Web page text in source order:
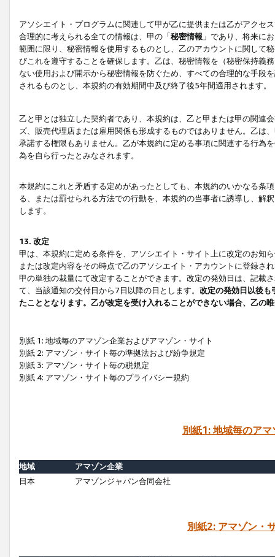
アソシエイト・プログラムに関連して甲が乙に提供または乙がアクセ
合理的に考えられる全ての情報は、甲の「秘密情報 」であり、将来に
範囲に限り、秘密情報を使用するものとし、乙のアカウントに関して
びこれを遵守することを確保します。乙は、秘密情報を（秘密保持義
ない使用および開示から秘密情報を防ぐため、すべての合理的な手段
されるものとし、本規約の有効期間中及び終了後5年間適用されます。
乙と甲とは独立した契約者であり、本規約は、乙と甲または甲の関連
ズ、販売代理店または雇用関係も形成するものではありません。乙は
承諾する権限もありません。乙が本規約に定める事項に関連する行為
為を自ら行ったとみなされます。
本規約にこれと矛盾する定めがあったとしても、本規約のいかなる条
る、または罰せられる方法での行動を、本規約の当事者に誘導し、解
します。
13. 改定
甲は、本規約に定める条件を、アソシエイト・サイト上に改定のお知
または改定内容をその時点で乙のアソシエイト・アカウントに登録さ
甲の単独の裁量にて改定することができます。改定の発効日は、記載
て、当該通知の交付日から7日以降の日とします。 改定の発効日以後も
たこととなります。乙が改定を受け入れることができない場合、乙の
別紙 1: 地域毎のアマゾン企業およびアマゾン・サイト
別紙 2: アマゾン・サイト毎の準拠法および紛争規定
別紙 3: アマゾン・サイト毎の税規定
別紙 4: アマゾン・サイト毎のプライバシー規約
別紙1: 地域毎のア
地域
アマゾン企業
日本
アマゾンジャパン合同会社
別紙2: アマゾン・